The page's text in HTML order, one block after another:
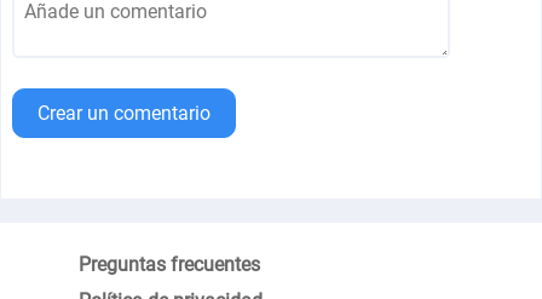
Crear un comentario
Preguntas frecuentes